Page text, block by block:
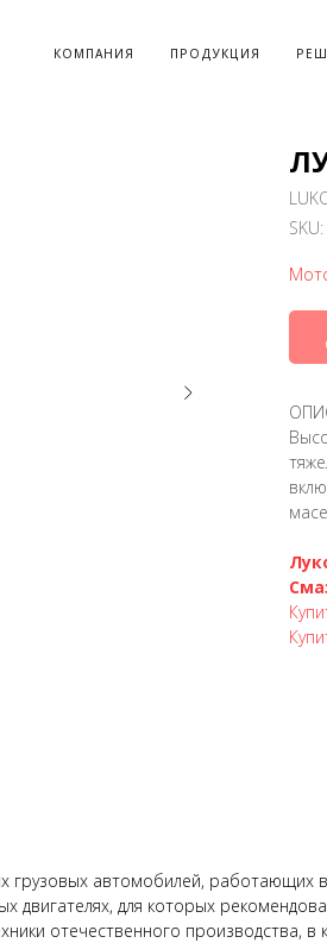
КОМПАНИЯ ПРОДУКЦИЯ
SKU:
грузовых автомобилей, работающих
двигателях, для которых
отечественного